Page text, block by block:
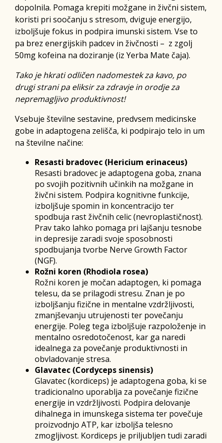
dopolnila. Pomaga krepiti možgane in živčni sistem,
koristi pri soočanju s stresom, dviguje energijo,
izboljšuje fokus in podpira imunski sistem. Vse to
pa brez energijskih padcev in živčnosti – z zgolj
50mg kofeina na doziranje (iz Yerba Mate čaja).
Tako je hkrati odličen nadomestek za kavo, po
drugi strani pa eliksir za zdravje in orodje za
nepremagljivo produktivnost!
Vsebuje številne sestavine, predvsem medicinske
gobe in adaptogena zelišča, ki podpirajo telo in um
na številne načine:
Resasti bradovec (Hericium erinaceus)
Resasti bradovec je adaptogena goba, znana
po svojih pozitivnih učinkih na možgane in
živčni sistem. Podpira kognitivne funkcije,
izboljšuje spomin in koncentracijo ter
spodbuja rast živčnih celic (nevroplastičnost).
Prav tako lahko pomaga pri lajšanju tesnobe
in depresije zaradi svoje sposobnosti
spodbujanja tvorbe Nerve Growth Factor
(NGF).
Rožni koren (Rhodiola rosea)
Rožni koren je močan adaptogen, ki pomaga
telesu, da se prilagodi stresu. Znan je po
izboljšanju fizične in mentalne vzdržljivosti,
zmanjševanju utrujenosti ter povečanju
energije. Poleg tega izboljšuje razpoloženje in
mentalno osredotočenost, kar ga naredi
idealnega za povečanje produktivnosti in
obvladovanje stresa.
Glavatec (Cordyceps sinensis)
Glavatec (kordiceps) je adaptogena goba, ki se
tradicionalno uporablja za povečanje fizične
energije in vzdržljivosti. Podpira delovanje
dihalnega in imunskega sistema ter povečuje
proizvodnjo ATP, kar izboljša telesno
zmogljivost. Kordiceps je priljubljen tudi zaradi